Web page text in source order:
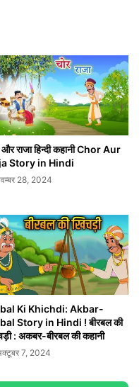
और राजा हिन्दी कहानी Chor Aur
Story in Hindi
28, 2024
Ki Khichdi: Akbar-
Story in Hindi ! बीरबल की
: अकबर-बीरबल की कहानी
7, 2024